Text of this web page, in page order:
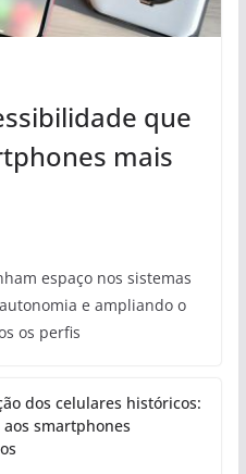
que
mais
espaço nos sistemas
e ampliando o
os perfis
dos celulares históricos:
aos smartphones